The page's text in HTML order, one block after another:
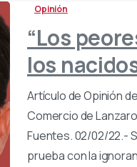
Opinión
“Los
los
Artículo de Opinión
Comercio de
Fuentes. 02/02/22.-
prueba con la